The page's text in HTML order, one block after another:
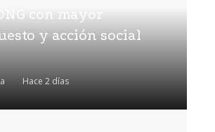
con mayor
y acción social
Hace 2 días